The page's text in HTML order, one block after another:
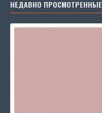
НЕДАВНО ПРОСМОТРЕННЫЕ